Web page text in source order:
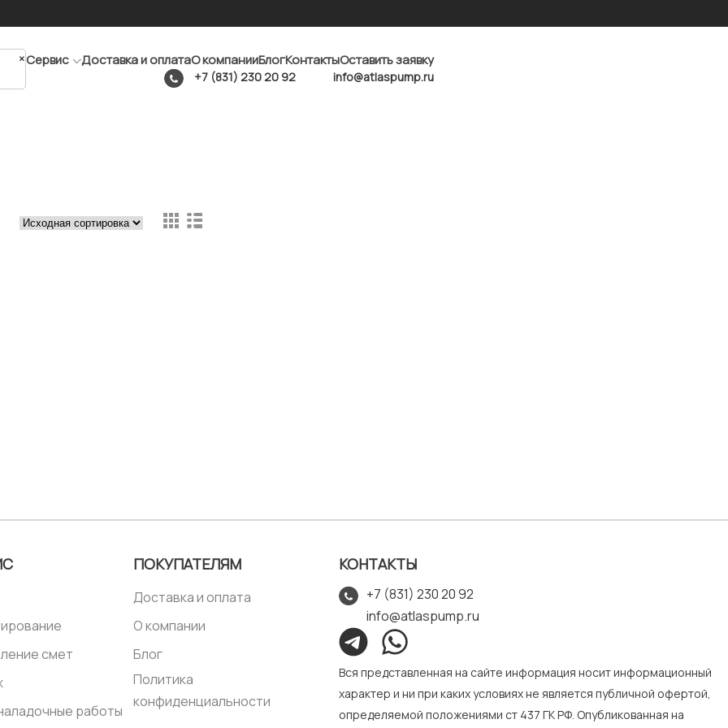
×Сервис Доставка и оплатаО компанииБлогКонтактыОставить заявку
+7 (831) 230 20 92 info@atlaspump.ru
смет
работы
ПОКУПАТЕЛЯМ
Доставка и оплата
О компании
Блог
Политика
конфиденциальности
КОНТАКТЫ
+7 (831) 230 20 92
info@atlaspump.ru
Вся представленная на сайте информация носит информационный
характер и ни при каких условиях не является публичной офертой,
определяемой положениями ст 437 ГК РФ. Опубликованная на